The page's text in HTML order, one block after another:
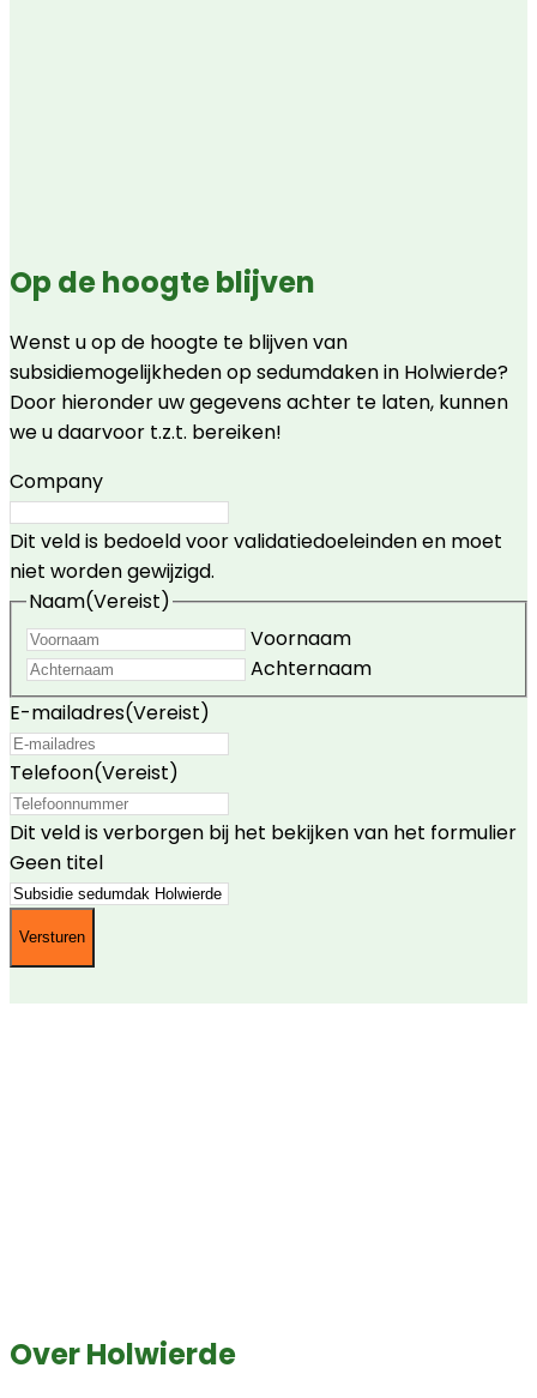
Op de hoogte blijven
Wenst u op de hoogte te blijven van
subsidiemogelijkheden op sedumdaken in Holwierde?
Door hieronder uw gegevens achter te laten, kunnen
we u daarvoor t.z.t. bereiken!
Company
Dit veld is bedoeld voor validatiedoeleinden en moet
niet worden gewijzigd.
Naam(Vereist)
Voornaam
Achternaam
E-mailadres(Vereist)
Telefoon(Vereist)
Dit veld is verborgen bij het bekijken van het formulier
Geen titel
Over Holwierde